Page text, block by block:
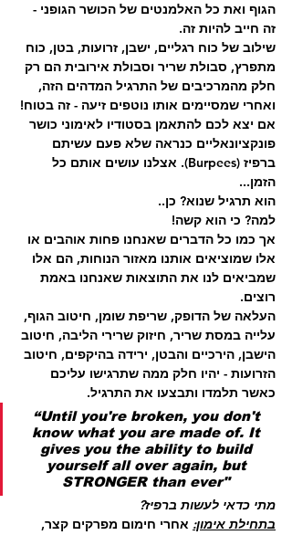
הגוף ואת כל האלמנטים של הכושר הגופני -
זה חייב להיות זה.
שילוב של כוח רגליים, ישבן, זרועות, בטן, כוח
מתפרץ, סבולת שריר וסבולת אירובית הם רק
חלק מהמרכיבים של התרגיל המדהים הזה,
ואחרי שמסיימים אותו נוטפים זיעה - זה בטוח!
אם יצא לכם להתאמן בסטודיו לאימוני כושר
פונקציונאליים כנראה שלא פעם עשיתם
ברפיז (Burpees). אצלנו עושים אותם כל
הזמן...
הוא תרגיל שנוא? כן..
למה? כי הוא קשה!
אך כמו כל הדברים שאנחנו פחות אוהבים או
אלו שמוציאים אותנו מאזור הנוחות, הם אלו
שמביאים לנו את התוצאות שאנחנו באמת
רוצים.
העלאה של הדופק, שריפת שומן, חיטוב הגוף,
עלייה במסת שריר, חיזוק שרירי הליבה, חיטוב
הישבן, הירכיים והבטן, ירידה בהיקפים, חיטוב
הזרועות - יהיו חלק ממה שתרגישו עליכם
כאשר תלמדו ותבצעו את התרגיל.
“Until you're broken, you don't
know what you are made of. It
gives you the ability to build
yourself all over again, but
STRONGER than ever"
מתי כדאי לעשות ברפיז?
בתחילת אימון: אחרי חימום מפרקים קצר,